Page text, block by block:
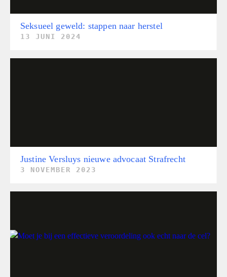
Seksueel geweld: stappen naar herstel
13 JUNI 2024
Justine Versluys nieuwe advocaat Strafrecht
3 NOVEMBER 2023